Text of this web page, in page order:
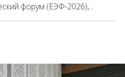
форум (ЕЭФ-2026),...